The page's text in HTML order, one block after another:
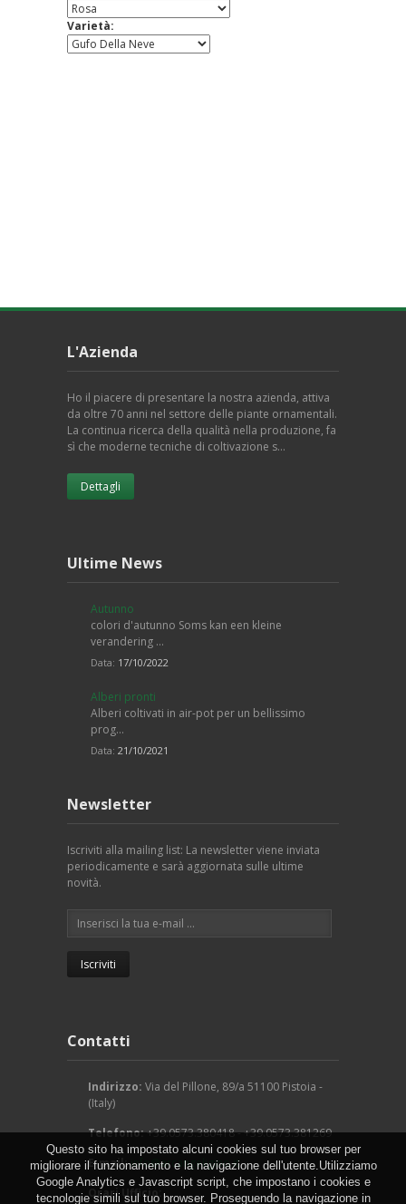
Varietà:
L'Azienda
Ho il piacere di presentare la nostra azienda, attiva
da oltre 70 anni nel settore delle piante ornamentali.
La continua ricerca della qualità nella produzione, fa
sì che moderne tecniche di coltivazione s…
Dettagli
Ultime News
Autunno
colori d'autunno Soms kan een kleine
verandering …
Data: 17/10/2022
Alberi pronti
Alberi coltivati in air-pot per un bellissimo
prog…
Data: 21/10/2021
Newsletter
Iscriviti alla mailing list: La newsletter viene inviata
periodicamente e sarà aggiornata sulle ultime
novità.
Contatti
Indirizzo: Via del Pillone, 89/a 51100 Pistoia -
(Italy)
Telefono:+39.0573.380418 - +39.0573.381269
E-mail:info@arcangeligino.it
Orari Ufficio:
Questo sito ha impostato alcuni cookies sul tuo browser per
migliorare il funzionamento e la navigazione dell'utente.Utilizziamo
Google Analytics e Javascript script, che impostano i cookies e
tecnologie simili sul tuo browser. Proseguendo la navigazione in